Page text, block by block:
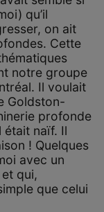
qu’il
on ait
Cette
notre groupe
Il voulait
Goldston-
profonde
était naïf. Il
! Quelques
avec un
qui,
que celui